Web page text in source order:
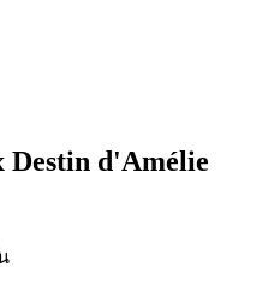
Destin d'Amélie